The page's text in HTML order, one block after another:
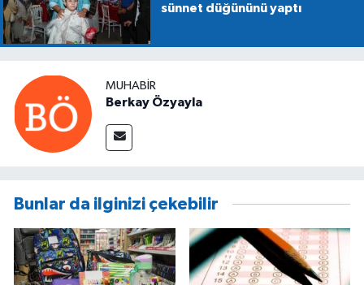
sünnet düğününü yaptı
MUHABIR
Berkay Özyayla
Bunlar da ilginizi çekebilir